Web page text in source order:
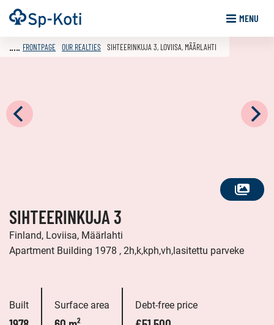
Go
to
Frontpage MENU
SEE
FRONTPAGE OUR REALTIES SIHTEERINKUJA 3, LOVIISA, MÄÄRLAHTI
SIHTEERINKUJA 3
Finland, Loviisa, Määrlahti
Apartment Building 1978 , 2h,k,kph,vh,lasitettu parveke
Built Surface area Debt-free price